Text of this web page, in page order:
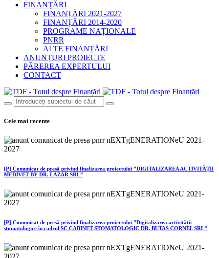
FINANȚĂRI
FINANȚĂRI 2021-2027
FINANȚĂRI 2014-2020
PROGRAME NAȚIONALE
PNRR
ALTE FINANȚĂRI
ANUNȚURI PROIECTE
PĂREREA EXPERTULUI
CONTACT
Cele mai recente
[P] Comunicat de presă privind finalizarea proiectului ”DIGITALIZAREA ACTIVITĂȚII
MEDIVET BY DR. LAZĂR SRL”
[P] Comunicat de presă privind finalizarea proiectului ”Digitalizarea activității
stomatologice în cadrul SC CABINET STOMATOLOGIC DR. BUTAS CORNEL SRL”